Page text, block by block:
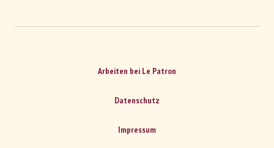
Arbeiten bei Le Patron
Datenschutz
Impressum